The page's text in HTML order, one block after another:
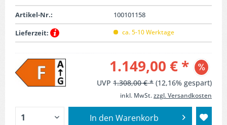
Artikel-Nr.:
100101158
Lieferzeit:
ca. 5-10 Werktage
1.149,00 € *
UVP 1.308,00 € * (12,16% gespart)
inkl. MwSt.zzgl. Versandkosten
In den Warenkorb